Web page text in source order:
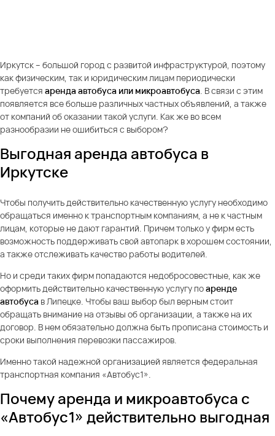
Иркутск – большой город с развитой инфраструктурой, поэтому
как физическим, так и юридическим лицам периодически
требуется аренда автобуса или микроавтобуса . В связи с этим
появляется все больше различных частных объявлений, а также
от компаний об оказании такой услуги. Как же во всем
разнообразии не ошибиться с выбором?
Выгодная аренда автобуса в
Иркутске
Чтобы получить действительно качественную услугу необходимо
обращаться именно к транспортным компаниям, а не к частным
лицам, которые не дают гарантий. Причем только у фирм есть
возможность поддерживать свой автопарк в хорошем состоянии,
а также отслеживать качество работы водителей.
Но и среди таких фирм попадаются недобросовестные, как же
оформить действительно качественную услугу поаренде
автобуса в Липецке. Чтобы ваш выбор был верным стоит
обращать внимание на отзывы об организации, а также на их
договор. В нем обязательно должна быть прописана стоимость и
сроки выполнения перевозки пассажиров.
Именно такой надежной организацией является федеральная
транспортная компания «Автобус1».
Почему аренда и микроавтобуса с
«Автобус1» действительно выгодная